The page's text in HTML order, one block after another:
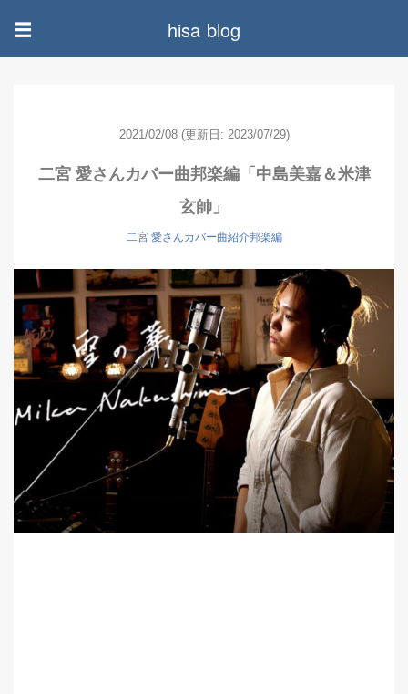
☰ hisa blog
2021/02/08 (更新日: 2023/07/29)
二宮 愛さんカバー曲邦楽編「中島美嘉＆米津
玄帥」
二宮 愛さんカバー曲紹介邦楽編